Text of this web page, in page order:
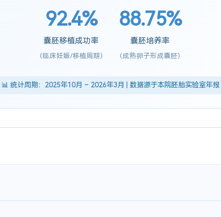
92.4%
囊胚移植成功率
(临床妊娠/移植周期)
88.75%
囊胚培养率
(成熟卵子形成囊胚)
📊 统计周期：2025年10月 – 2026年3月 | 数据源于本院胚胎实验室年报